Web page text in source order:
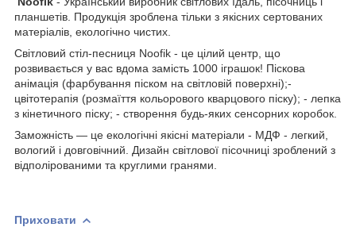
планшетів. Продукція зроблена тільки з якісних сертованих
матеріалів, екологічно чистих.
Світловий стіл-песниця Noofik - це цілий центр, що
розвивається у вас вдома замість 1000 іграшок! Піскова
анімація (фарбування піском на світловій поверхні);-
цвітотерапія (розмаїття кольорового кварцового піску); - лепка
з кінетичного піску; - створення будь-яких сенсорних коробок.
Заможність — це екологічні якісні матеріали - МДФ - легкий,
вологий і довговічний. Дизайн світлової пісочниці зроблений з
відполірованими та круглими гранями.
Приховати